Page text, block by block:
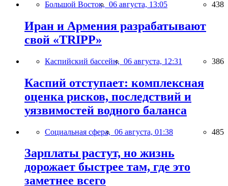
Большой Восток, 06 августа, 13:05 438
Иран и Армения разрабатывают
свой «TRIPP»
Каспийский бассейн, 06 августа, 12:31 386
Каспий отступает: комплексная
оценка рисков, последствий и
уязвимостей водного баланса
Социальная сфера, 06 августа, 01:38 485
Зарплаты растут, но жизнь
дорожает быстрее там, где это
заметнее всего